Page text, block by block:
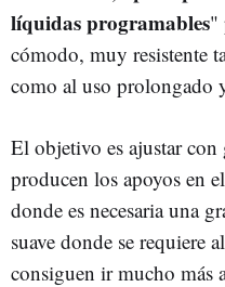
líquidas programables"
cómodo, muy resistente
como al uso prolongado
El objetivo es ajustar
producen los apoyos en
donde es necesaria una
suave donde se requiere
consiguen ir mucho más